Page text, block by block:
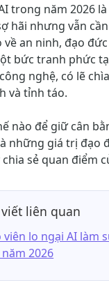
trong năm 2026
hãi nhưng vẫn
về an ninh, đạo
bức tranh phức
nghệ, có lẽ
và tỉnh táo.
nào để giữ cân
những giá trị đạo
chia sẻ quan điểm
liên quan
viên lo ngại AI làm
2026